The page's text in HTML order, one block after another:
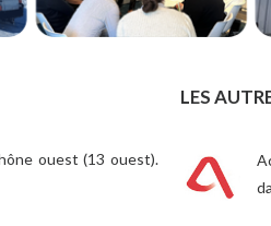
ouest (13 ouest).
LES